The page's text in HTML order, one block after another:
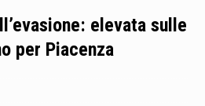
elevata sulle
per Piacenza